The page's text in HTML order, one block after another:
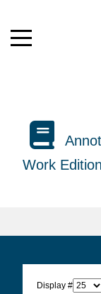
Work
Display #